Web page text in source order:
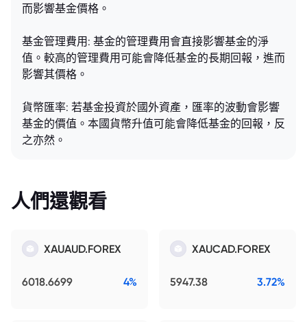
而影響基金價格。
基金管理費用: 基金的管理費用會直接影響基金的淨
值。較高的管理費用可能會降低基金的長期回報，進而
影響其價格。
貨幣匯率: 若基金投資於國外資產，匯率的波動會影響
基金的價值。本國貨幣升值可能會降低基金的回報，反
之亦然。
人們還觀看
XAUAUD.FOREX
6018.6699 4%
XAUCAD.FOREX
5947.38 3.72%